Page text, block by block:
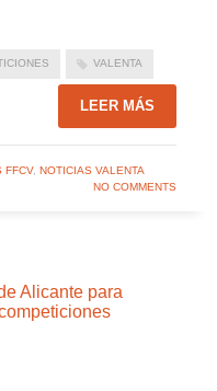
VALENTA
LEER MÁS
FFCV, NOTICIAS VALENTA
NO COMMENTS
Alicante para